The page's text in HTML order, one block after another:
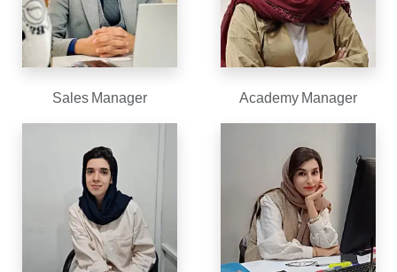
Academy Manager
Sales Manager